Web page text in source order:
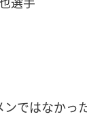
ンではなかっ